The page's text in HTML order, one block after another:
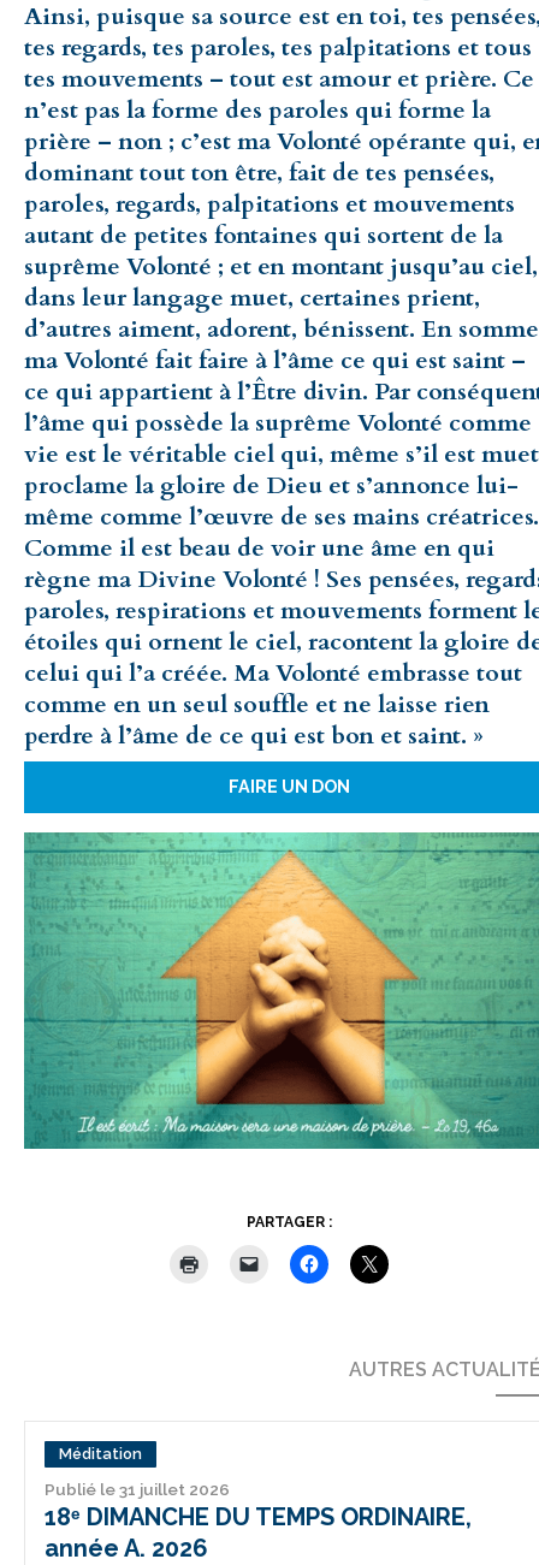
Ainsi, puisque sa source est en toi, tes
tes regards, tes paroles, tes palpitations et tous
tes mouvements – tout est amour et prière. Ce
n’est pas la forme des paroles qui forme la
prière – non ; c’est ma Volonté opérante qui,
dominant tout ton être, fait de tes pensées,
paroles, regards, palpitations et mouvements
autant de petites fontaines qui sortent de la
suprême Volonté ; et en montant jusqu’au ciel,
dans leur langage muet, certaines prient,
d’autres aiment, adorent, bénissent. En
ma Volonté fait faire à l’âme ce qui est saint –
ce qui appartient à l’Être divin. Par
l’âme qui possède la suprême Volonté comme
vie est le véritable ciel qui, même s’il est
proclame la gloire de Dieu et s’annonce lui-
même comme l’œuvre de ses mains créatrices.
Comme il est beau de voir une âme en qui
règne ma Divine Volonté ! Ses pensées,
paroles, respirations et mouvements forment
étoiles qui ornent le ciel, racontent la gloire
celui qui l’a créée. Ma Volonté embrasse tout
comme en un seul souffle et ne laisse rien
perdre à l’âme de ce qui est bon et saint. »
FAIRE UN DON
PARTAGER :
AUTRES
Méditation
Publié le 31 juillet 2026
18ᵉ DIMANCHE DU TEMPS ORDINAIRE,
année A. 2026